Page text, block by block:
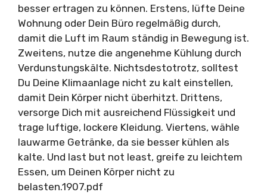
besser ertragen zu können. Erstens, lüfte Deine
Wohnung oder Dein Büro regelmäßig durch,
damit die Luft im Raum ständig in Bewegung ist.
Zweitens, nutze die angenehme Kühlung durch
Verdunstungskälte. Nichtsdestotrotz, solltest
Du Deine Klimaanlage nicht zu kalt einstellen,
damit Dein Körper nicht überhitzt. Drittens,
versorge Dich mit ausreichend Flüssigkeit und
trage luftige, lockere Kleidung. Viertens, wähle
lauwarme Getränke, da sie besser kühlen als
kalte. Und last but not least, greife zu leichtem
Essen, um Deinen Körper nicht zu
belasten.1907.pdf